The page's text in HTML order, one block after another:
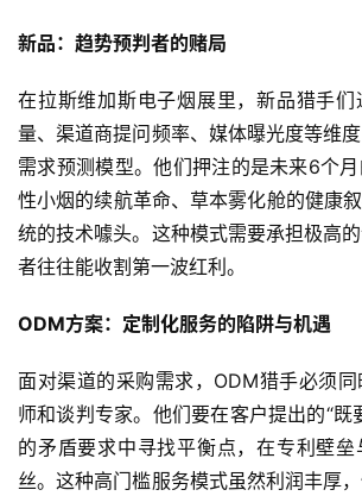
新品：趋势预判者的赌局
在拉斯维加斯电子烟展里，新品猎手
量、渠道商提问频率、媒体曝光度等维
需求预测模型。他们押注的是未来6个
性小烟的续航革命、草本雾化舱的健康
统的技术噱头。这种模式需要承担极高
者往往能收割第一波红利。
ODM方案：定制化服务的陷阱与机遇
面对渠道的采购需求，ODM猎手必须
师和谈判专家。他们要在客户提出的“既
的矛盾要求中寻找平衡点，在专利壁垒
丝。这种高门槛服务模式虽然利润丰厚